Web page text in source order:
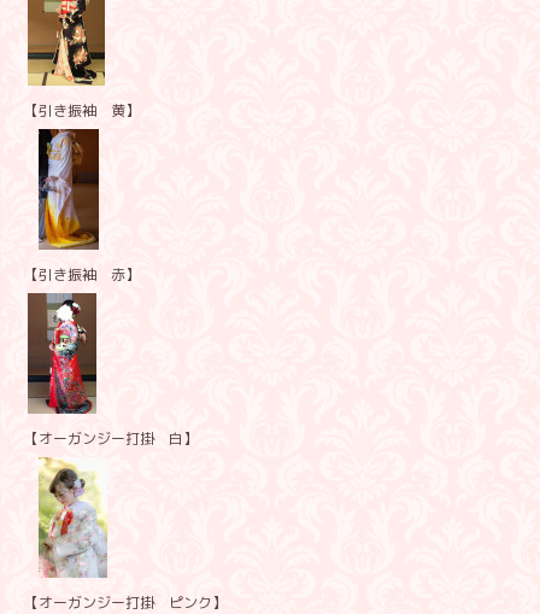
【引き振袖 黄】
【引き振袖 赤】
【オーガンジー打掛 白】
【オーガンジー打掛 ピンク】